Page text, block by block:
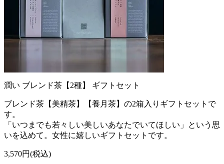
潤い ブレンド茶【2種】 ギフトセット
ブレンド茶【美精茶】【養月茶】の2箱入りギフトセットで
す。
「いつまでも若々しい美しいあなたでいてほしい」という思
いを込めて。女性に嬉しいギフトセットです。
3,570円(税込)